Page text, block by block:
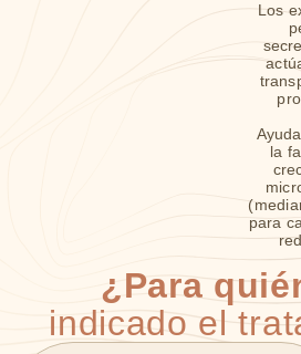
Los
la
para
¿Para
indicado el